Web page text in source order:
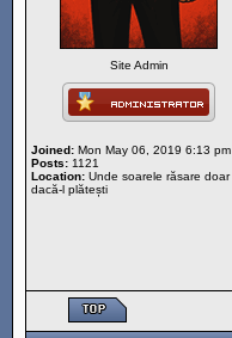
Site Admin
Joined: Mon May 06, 2019 6:13 pm
Posts: 1121
Location: Unde soarele răsare doar
dacă-l plătești